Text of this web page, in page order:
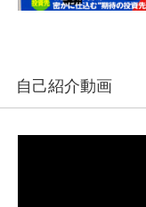
自己紹介動画